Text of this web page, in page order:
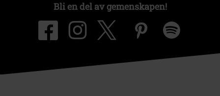
Bli en del av gemenskapen!